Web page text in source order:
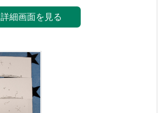
詳細画面を見る